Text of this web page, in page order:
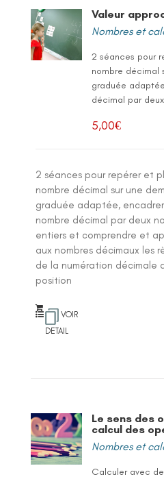
Valeur
Nombres et
2 séances pour
nombre décimal
graduée
décimal par
5,00€
2 séances pour repérer et
nombre décimal sur une
graduée adaptée,
nombre décimal par deux
entiers et comprendre et
aux nombres décimaux les
de la numération décimale
position
VOIR
DETAIL
Le sens des
calcul des
Nombres et
Calculer avec